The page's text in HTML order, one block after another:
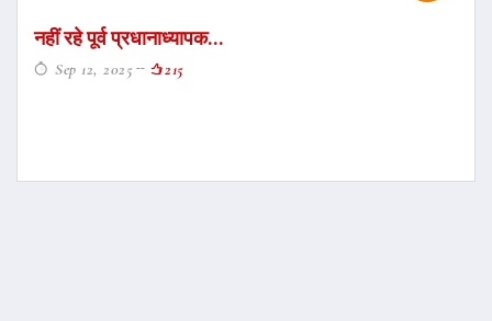
नहीं रहे पूर्व प्रधानाध्यापक...
Sep 12, 2025 215